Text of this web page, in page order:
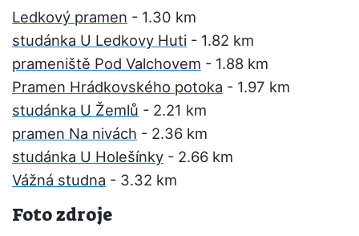
Ledkový pramen - 1.30 km
studánka U Ledkovy Huti - 1.82 km
prameniště Pod Valchovem - 1.88 km
Pramen Hrádkovského potoka - 1.97 km
studánka U Žemlů - 2.21 km
pramen Na nivách - 2.36 km
studánka U Holešínky - 2.66 km
Vážná studna - 3.32 km
Foto zdroje